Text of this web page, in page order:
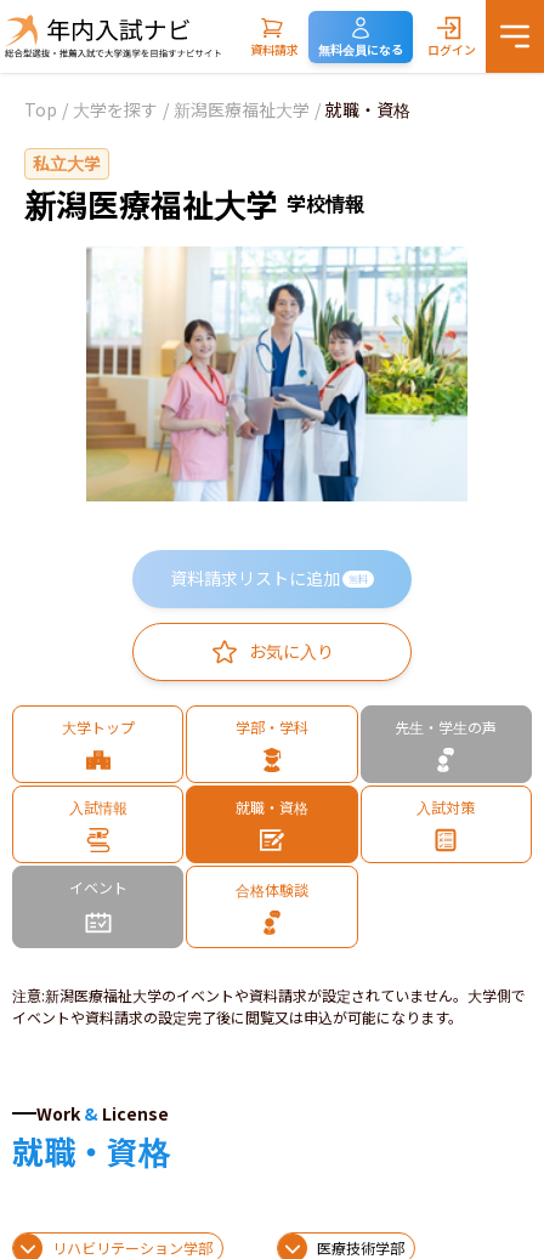
資料請求 無料会員になる ログイン
Top / 大学を探す / 新潟医療福祉大学 / 就職・資格
私立大学
新潟医療福祉大学 学校情報
資料請求リストに追加 無料
お気に入り
大学トップ 学部・学科 先生・学生の声
入試情報 就職・資格 入試対策
イベント 合格体験談
注意:新潟医療福祉大学のイベントや資料請求が設定されていません。大学側で
イベントや資料請求の設定完了後に閲覧又は申込が可能になります。
Work & License
就職・資格
リハビリテーション学部 医療技術学部